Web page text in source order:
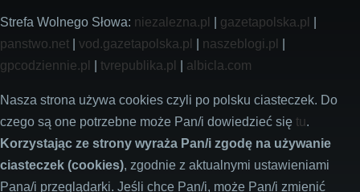
Strefa Wolnego Słowa: niezalezna.pl gazetapolska.pl
panstwo.net
vod.gazetapolska.pl naszeblogi.pl
gpcodziennie.pl
tvrepublika.pl albicla.com
Nasza strona używa cookies czyli po polsku ciasteczek. Do
czego są one potrzebne może Pan/i dowiedzieć się tu.
Korzystając ze strony wyraża Pan/i zgodę na używanie
ciasteczek (cookies), zgodnie z aktualnymi ustawieniami
Pana/i przeglądarki. Jeśli chce Pan/i, może Pan/i zmienić